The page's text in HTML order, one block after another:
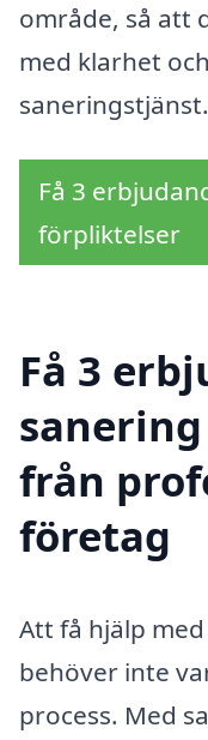
område, så att
med klarhet
saneringstjänst.
Få 3
förpliktelser
Få 3
sanering
från
företag
Att få hjälp
behöver inte
process. Med